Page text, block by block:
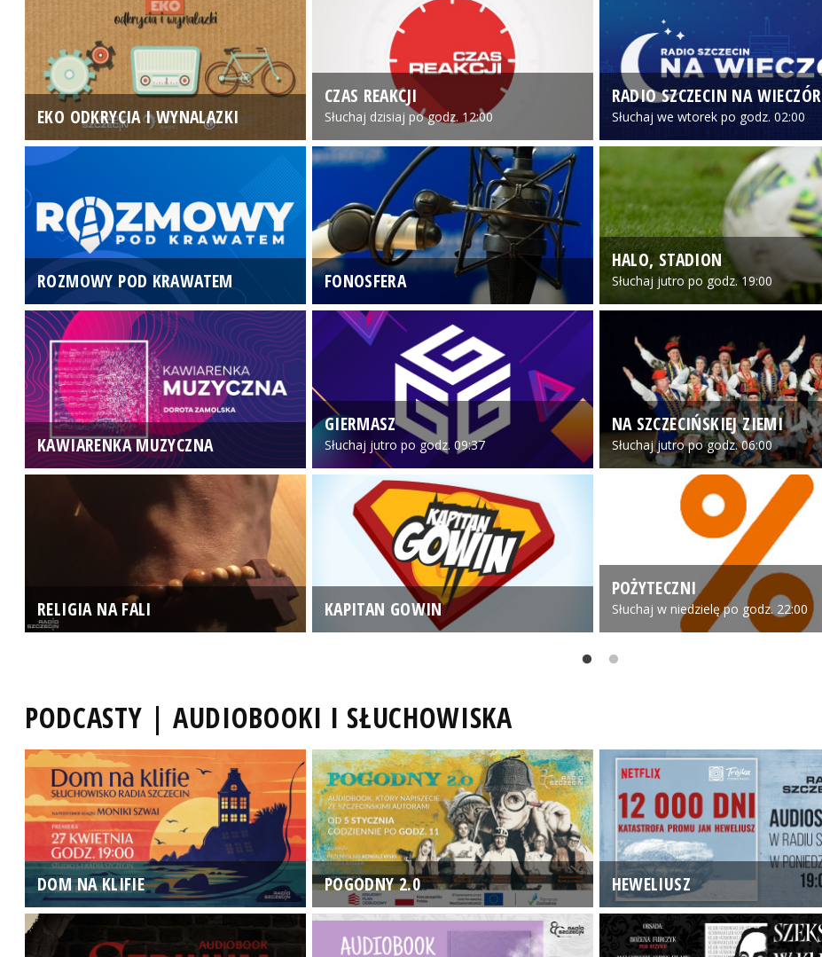
EKO ODKRYCIA I WYNALAZKI
CZAS REAKCJI
Słuchaj dzisiaj po godz. 12:00
RADIO SZCZECIN NA WIECZÓR
Słuchaj we wtorek po godz. 02:00
ROZMOWY POD KRAWATEM FONOSFERA
HALO, STADION
Słuchaj jutro po godz. 19:00
KAWIARENKA MUZYCZNA
GIERMASZ
Słuchaj jutro po godz. 09:37
NA SZCZECIŃSKIEJ ZIEMI
Słuchaj jutro po godz. 06:00
RELIGIA NA FALI KAPITAN GOWIN
POŻYTECZNI
Słuchaj w niedzielę po godz. 22:00
PODCASTY | AUDIOBOOKI I SŁUCHOWISKA
DOM NA KLIFIE POGODNY 2.0 HEWELIUSZ